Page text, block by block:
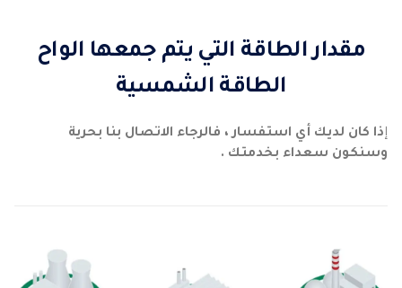
مقدار الطاقة التي يتم جمعها الواح
الطاقة الشمسية
إذا كان لديك أي استفسار ، فالرجاء الاتصال بنا بحرية
وسنكون سعداء بخدمتك .